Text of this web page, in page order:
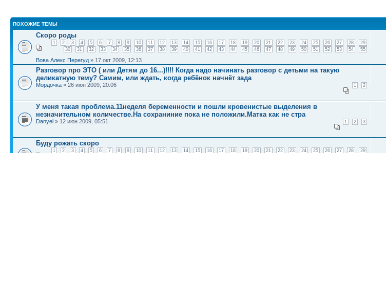
ПОХОЖИЕ ТЕМЫ
Скоро роды
1 2 3 4 5 6 7 8 9 10 11 12 13 14 15 16 17 18 19 20 21 22 23 24 25 26 27 28
29
30
31 32 33 34 35 36 37 38 39 40 41 42 43 44 45 46 47 48 49 50 51 52 53 54 55
Вова Алекс Перегуд » 17 окт 2009, 12:13
Разговор про ЭТО ( или Детям до 16...)!!!! Когда надо начинать разговор с детьми на такую
деликатную тему? Самим, или ждать, когда ребёнок начнёт зада
1 2
Мордочка » 26 июн 2009, 20:06
У меня такая проблема.11неделя беременности и пошли кровенистые выделения в
незначительном количестве.На сохраниние пока не положили.Матка как не стра
1 2 3
Danyel » 12 июн 2009, 05:51
Буду рожать скоро
1 2 3 4 5 6 7 8 9 10 11 12 13 14 15 16 17 18 19 20 21 22 23 24 25 26 27 28
29